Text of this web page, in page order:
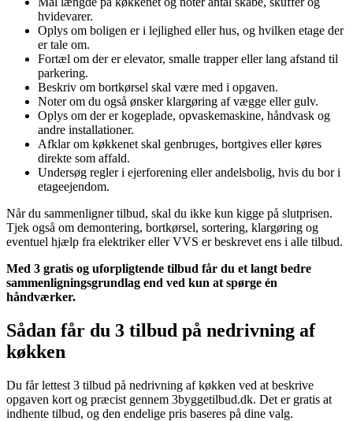
hvidevarer.
Oplys om boligen er i lejlighed eller hus, og hvilken etage der
er tale om.
Fortæl om der er elevator, smalle trapper eller lang afstand til
parkering.
Beskriv om bortkørsel skal være med i opgaven.
Noter om du også ønsker klargøring af vægge eller gulv.
Oplys om der er kogeplade, opvaskemaskine, håndvask og
andre installationer.
Afklar om køkkenet skal genbruges, bortgives eller køres
direkte som affald.
Undersøg regler i ejerforening eller andelsbolig, hvis du bor i
etageejendom.
Når du sammenligner tilbud, skal du ikke kun kigge på slutprisen.
Tjek også om demontering, bortkørsel, sortering, klargøring og
eventuel hjælp fra elektriker eller VVS er beskrevet ens i alle tilbud.
Med 3 gratis og uforpligtende tilbud får du et langt bedre
sammenligningsgrundlag end ved kun at spørge én
håndværker.
Sådan får du 3 tilbud på nedrivning af
køkken
Du får lettest 3 tilbud på nedrivning af køkken ved at beskrive
opgaven kort og præcist gennem 3byggetilbud.dk. Det er gratis at
indhente tilbud, og den endelige pris baseres på dine valg.